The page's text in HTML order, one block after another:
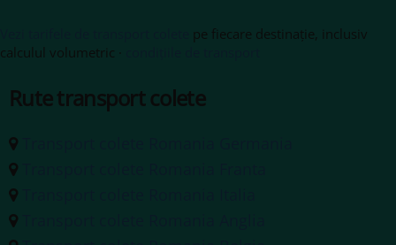
pe fiecare destinație, inclusiv
calculul volumetric ·
Rute transport colete